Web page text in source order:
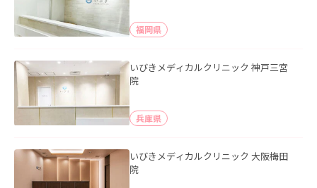
福岡県
いびきメディカルクリニック 神戸三宮
院
兵庫県
いびきメディカルクリニック 大阪梅田
院